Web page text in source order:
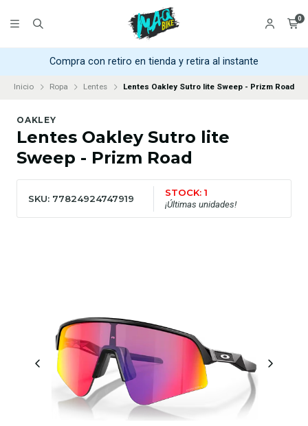
0
Compra con retiro en tienda y retira al instante
Inicio Ropa Lentes Lentes Oakley Sutro lite Sweep - Prizm Road
OAKLEY
Lentes Oakley Sutro lite
Sweep - Prizm Road
SKU: 77824924747919
STOCK: 1
¡Últimas unidades!